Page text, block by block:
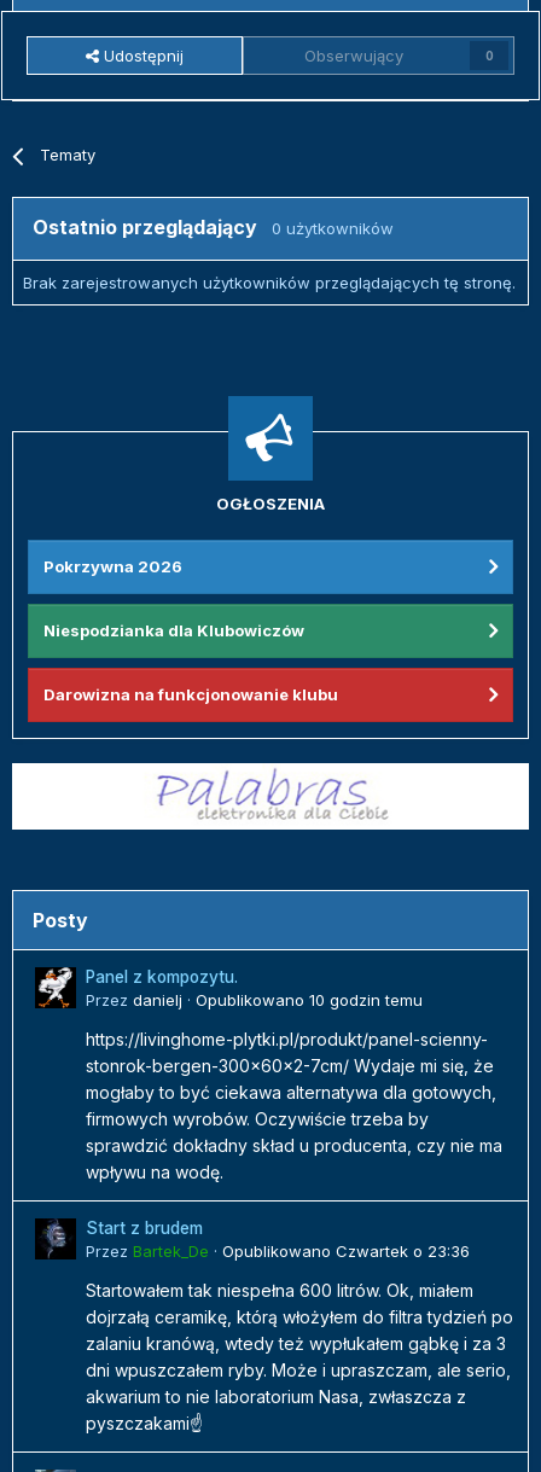
Udostępnij Obserwujący 0
Tematy
Ostatnio przeglądający 0 użytkowników
Brak zarejestrowanych użytkowników przeglądających tę stronę.
OGŁOSZENIA
Pokrzywna 2026
Niespodzianka dla Klubowiczów
Darowizna na funkcjonowanie klubu
Posty
Panel z kompozytu.
Przez danielj · Opublikowano 10 godzin temu
https://livinghome-plytki.pl/produkt/panel-scienny-
stonrok-bergen-300x60x2-7cm/ Wydaje mi się, że
mogłaby to być ciekawa alternatywa dla gotowych,
firmowych wyrobów. Oczywiście trzeba by
sprawdzić dokładny skład u producenta, czy nie ma
wpływu na wodę.
Start z brudem
Przez Bartek_De · Opublikowano Czwartek o 23:36
Startowałem tak niespełna 600 litrów. Ok, miałem
dojrzałą ceramikę, którą włożyłem do filtra tydzień po
zalaniu kranówą, wtedy też wypłukałem gąbkę i za 3
dni wpuszczałem ryby. Może i upraszczam, ale serio,
akwarium to nie laboratorium Nasa, zwłaszcza z
pyszczakami☝️